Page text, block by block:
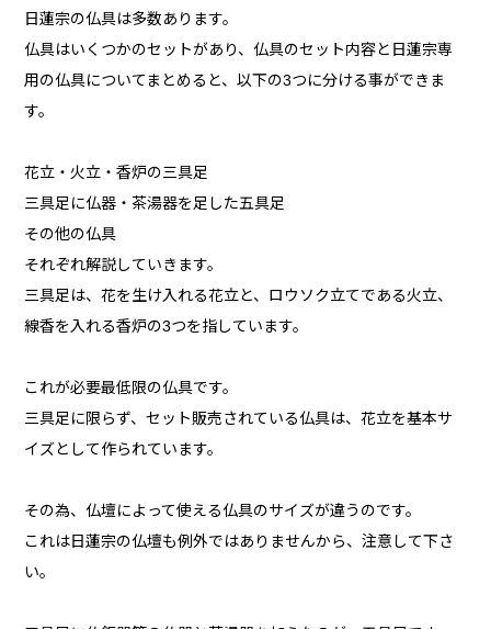
日蓮宗の仏具は多数あります。
仏具はいくつかのセットがあり、仏具のセット内容と日蓮宗専
用の仏具についてまとめると、以下の3つに分ける事ができま
す。
花立・火立・香炉の三具足
三具足に仏器・茶湯器を足した五具足
その他の仏具
それぞれ解説していきます。
三具足は、花を生け入れる花立と、ロウソク立てである火立、
線香を入れる香炉の3つを指しています。
これが必要最低限の仏具です。
三具足に限らず、セット販売されている仏具は、花立を基本サ
イズとして作られています。
その為、仏壇によって使える仏具のサイズが違うのです。
これは日蓮宗の仏壇も例外ではありませんから、注意して下さ
い。